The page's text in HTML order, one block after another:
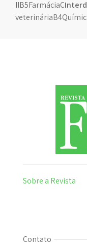
IIB5FarmáciaC
Sobre a Revista
Contato